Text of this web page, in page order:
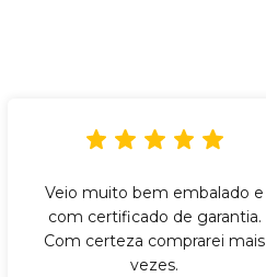
Veio muito bem embalado e
com certificado de garantia.
Com certeza comprarei mais
vezes.